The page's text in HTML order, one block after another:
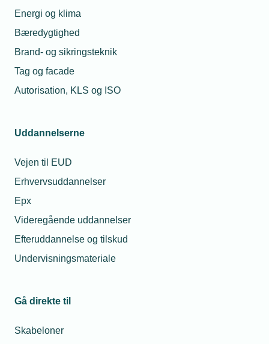
Energi og klima
Bæredygtighed
Brand- og sikringsteknik
Tag og facade
Autorisation, KLS og ISO
Uddannelserne
Vejen til EUD
Erhvervsuddannelser
Epx
Videregående uddannelser
Efteruddannelse og tilskud
Undervisningsmateriale
Gå direkte til
Skabeloner